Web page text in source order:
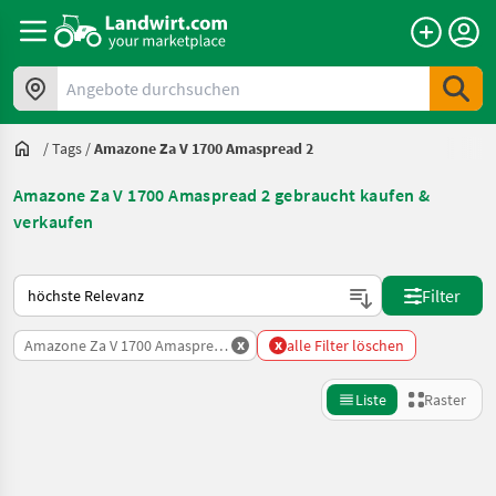
Angebote durchsuchen
/Tags /Amazone Za V 1700 Amaspread 2
Amazone Za V 1700 Amaspread 2 gebraucht kaufen &
verkaufen
So wird auf Landwirt.com sortiert
Filter
Amazone Za V 1700 Amaspread 2x x alle Filter löschen
Liste Raster